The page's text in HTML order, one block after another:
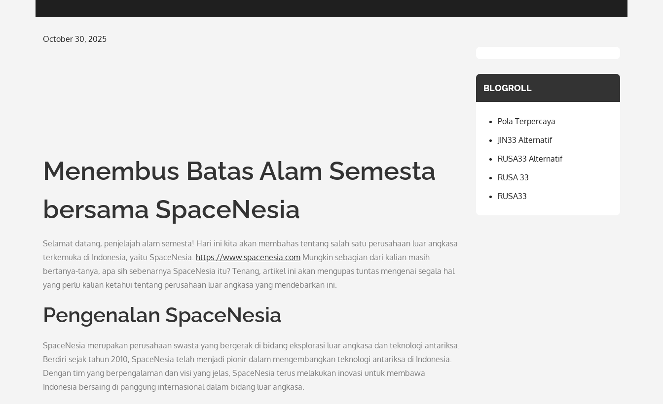
Posted
October 30, 2025
Menembus Batas Alam Semesta
bersama SpaceNesia
Selamat datang, penjelajah alam semesta! Hari ini kita akan membahas tentang salah satu perusahaan luar angkasa
terkemuka di Indonesia, yaitu SpaceNesia. https://www.spacenesia.com Mungkin sebagian dari kalian masih
bertanya-tanya, apa sih sebenarnya SpaceNesia itu? Tenang, artikel ini akan mengupas tuntas mengenai segala hal
yang perlu kalian ketahui tentang perusahaan luar angkasa yang mendebarkan ini.
Pengenalan SpaceNesia
SpaceNesia merupakan perusahaan swasta yang bergerak di bidang eksplorasi luar angkasa dan teknologi antariksa.
Berdiri sejak tahun 2010, SpaceNesia telah menjadi pionir dalam mengembangkan teknologi antariksa di Indonesia.
Dengan tim yang berpengalaman dan visi yang jelas, SpaceNesia terus melakukan inovasi untuk membawa
Indonesia bersaing di panggung internasional dalam bidang luar angkasa.
BLOGROLL
Pola Terpercaya
JIN33 Alternatif
RUSA33 Alternatif
RUSA 33
RUSA33